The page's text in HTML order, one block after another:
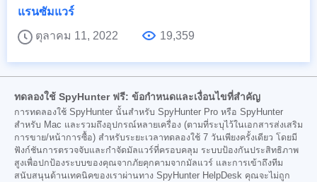
แรนซัมแวร์
ตุลาคม 11, 2022
19,359
ทดลองใช้ SpyHunter ฟรี: ข้อกำหนดและเงื่อนไขที่สำคัญ
การทดลองใช้ SpyHunter นั้นสำหรับ SpyHunter Pro หรือ SpyHunter
สำหรับ Mac และรวมถึงอุปกรณ์หลายเครื่อง (ตามที่ระบุไว้ในเอกสารส่งเสริม
การขาย/หน้าการซื้อ) สำหรับระยะเวลาทดลองใช้ 7 วันเพียงครั้งเดียว โดยมี
ฟังก์ชันการตรวจจับและกำจัดมัลแวร์ที่ครอบคลุม ระบบป้องกันประสิทธิภาพ
สูงเพื่อปกป้องระบบของคุณจากภัยคุกคามจากมัลแวร์ และการเข้าถึงทีม
สนับสนุนด้านเทคนิคของเราผ่านทาง SpyHunter HelpDesk คุณจะไม่ถูก